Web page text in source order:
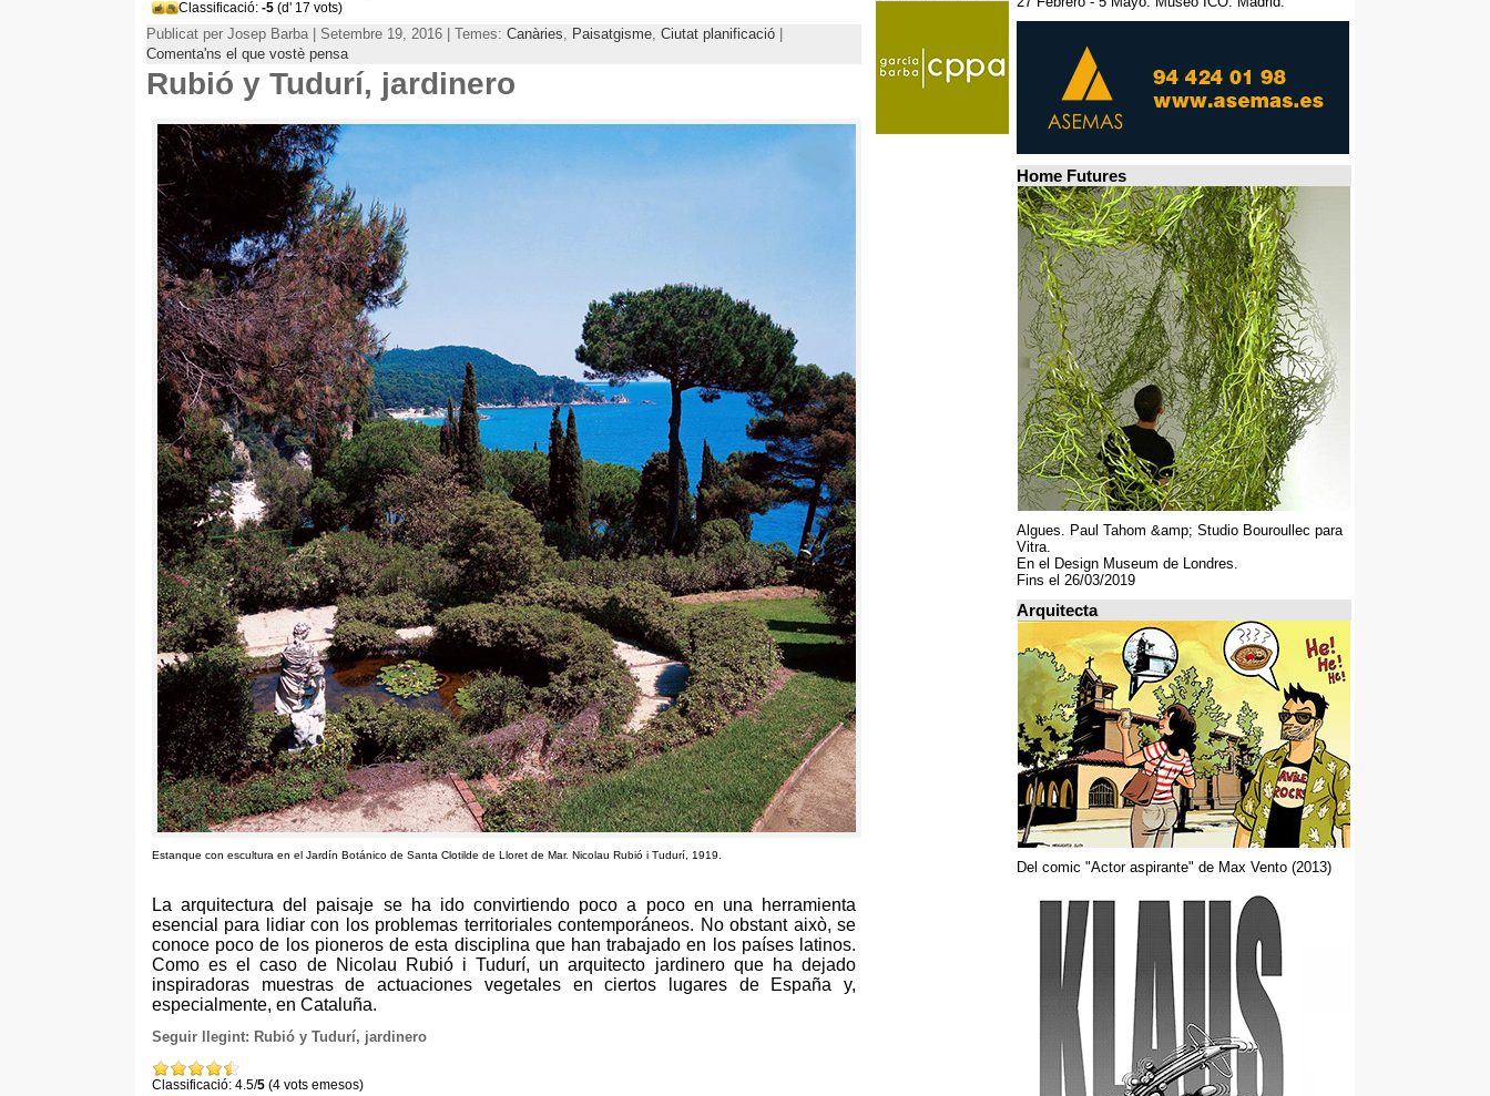
Classificació: -5 (d' 17 vots)
Publicat per Josep Barba | Setembre 19, 2016 | Temes: Canàries Paisatgisme Ciutat planificació
Comenta'ns el que vostè pensa
Rubió y Tudurí, jardinero
Estanque con escultura en el Jardín Botánico de Santa Clotilde de Lloret de Mar. Nicolau Rubió i Tudurí , 1919.
La arquitectura del paisaje se ha ido convirtiendo poco a poco en una herramienta
esencial para lidiar con los problemas territoriales contemporáneos. No obstant això,se
conoce poco de los pioneros de esta disciplina que han trabajado en los países latinos.
Como es el caso de Nicolau Rubió i Tudurí, un arquitecto jardinero que ha dejado
inspiradoras muestras de actuaciones vegetales en ciertos lugares de España y,
especialmente, en Cataluña.
Seguir llegint: Rubió y Tudurí, jardinero
Classificació: 4.5/5 (4 vots emesos)
Home Futures
Algues. Paul Tahom &amp; Studio Bouroullec para
Vitra.
En el Design Museum de Londres.
Fins el 26/03/2019
Arquitecta
Del comic "Actor aspirante" de Max Vento (2013)